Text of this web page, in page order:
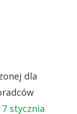
dla
7 stycznia